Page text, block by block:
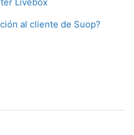
al cliente de Suop?